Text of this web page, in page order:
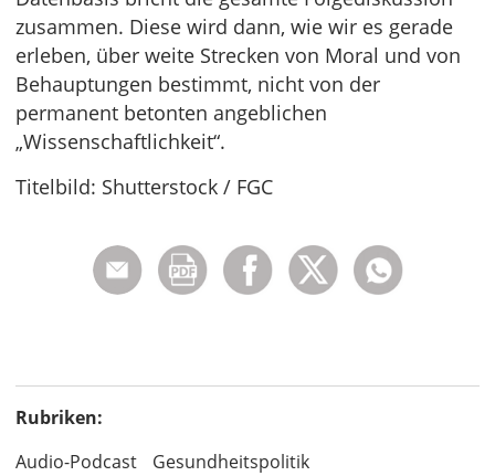
zusammen. Diese wird dann, wie wir es gerade
erleben, über weite Strecken von Moral und von
Behauptungen bestimmt, nicht von der
permanent betonten angeblichen
„Wissenschaftlichkeit“.
Titelbild: Shutterstock / FGC
Rubriken:
Audio-Podcast
Gesundheitspolitik